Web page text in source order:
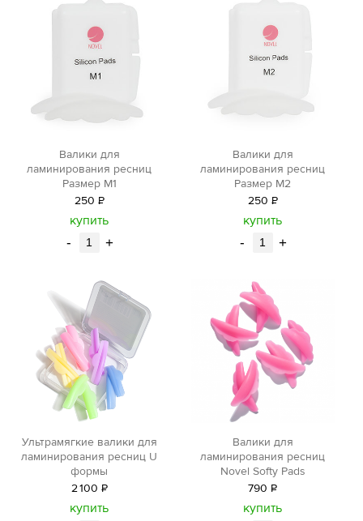
Валики для
ламинирования ресниц
Размер М1
250 Р
уб.
купить
- +
Валики для
ламинирования ресниц
Размер М2
250 Р
уб.
купить
- +
Ультрамягкие валики для
ламинирования ресниц U
формы
2100 Р
уб.
купить
Валики для
ламинирования ресниц
Novel Softy Pads
790 Р
уб.
купить